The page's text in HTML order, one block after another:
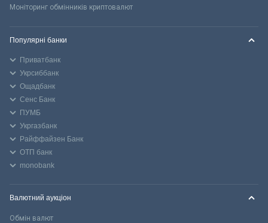
Моніторинг обмінників криптовалют
Популярні банки
Приватбанк
Укрсиббанк
Ощадбанк
Сенс Банк
ПУМБ
Укргазбанк
Райффайзен Банк
ОТП банк
monobank
Валютний аукціон
Обмін валют